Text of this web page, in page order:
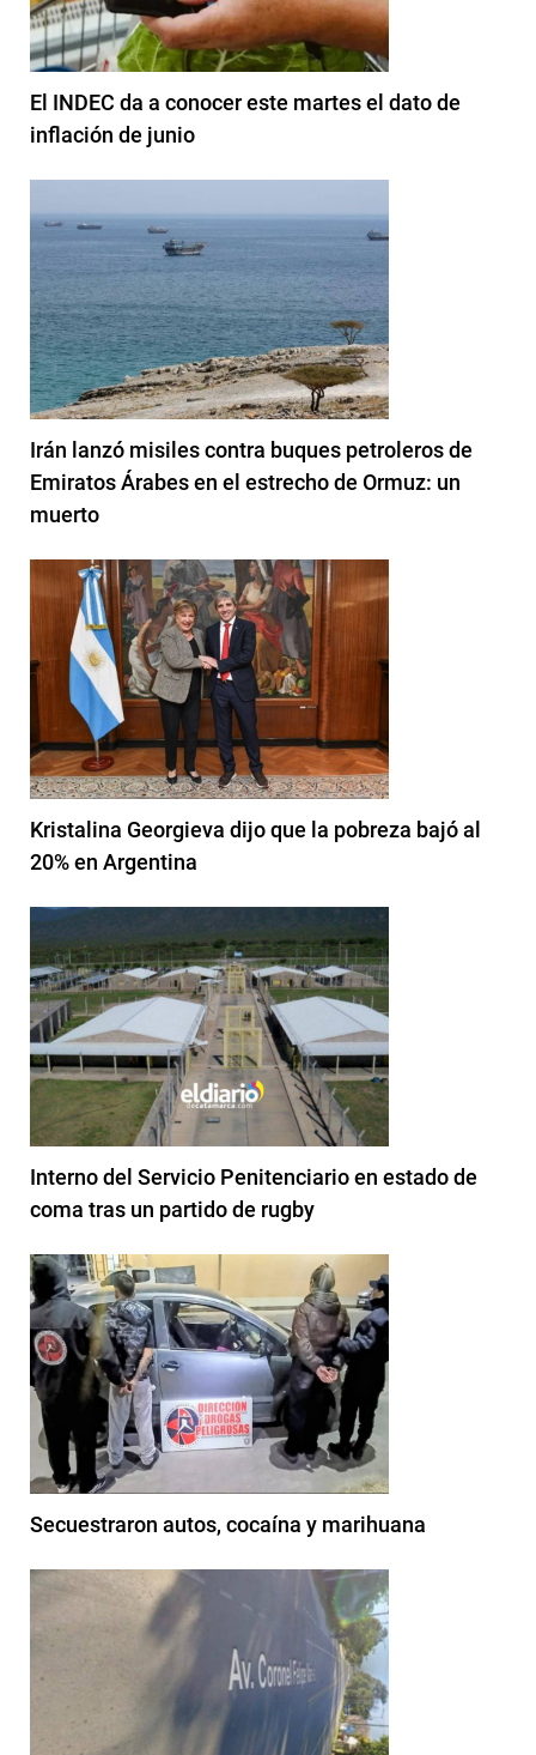
El INDEC da a conocer este martes el dato de
inflación de junio
Irán lanzó misiles contra buques petroleros de
Emiratos Árabes en el estrecho de Ormuz: un
muerto
Kristalina Georgieva dijo que la pobreza bajó al
20% en Argentina
Interno del Servicio Penitenciario en estado de
coma tras un partido de rugby
Secuestraron autos, cocaína y marihuana